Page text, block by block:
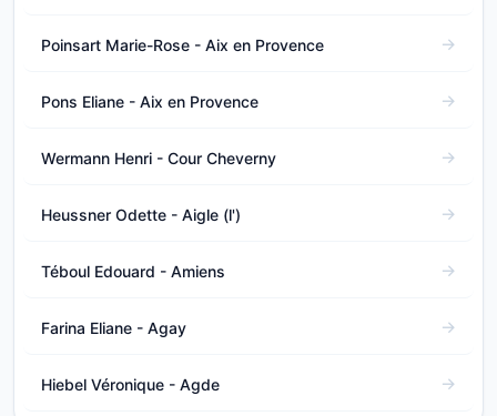
Poinsart Marie-Rose - Aix en Provence
Pons Eliane - Aix en Provence
Wermann Henri - Cour Cheverny
Heussner Odette - Aigle (l')
Téboul Edouard - Amiens
Farina Eliane - Agay
Hiebel Véronique - Agde